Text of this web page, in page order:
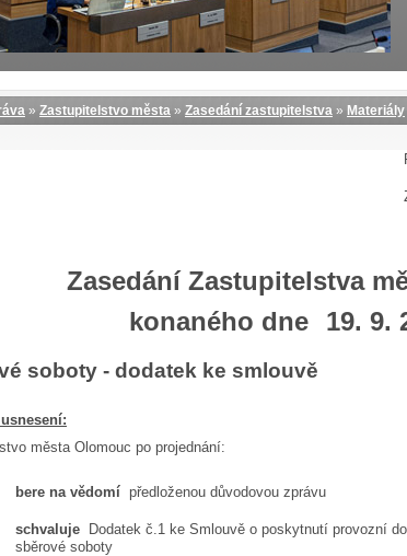
» Zastupitelstvo města » Zasedání zastupitelstva » Materiály
Zasedání Zastupitelstva
konaného dne
19. 9.
soboty - dodatek ke smlouvě
města Olomouc po projednání:
bere na vědomí předloženou důvodovou zprávu
schvaluje
Dodatek č.1 ke Smlouvě o poskytnutí provozní
sběrové soboty